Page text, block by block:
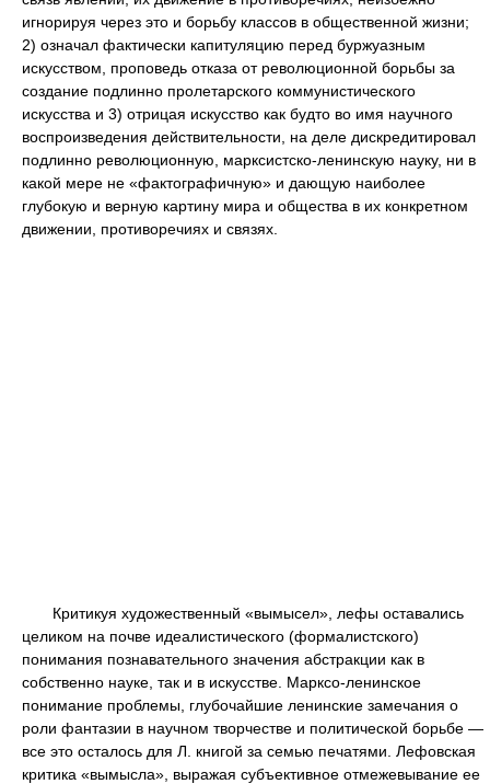
игнорируя через это и борьбу классов в общественной жизни;
2) означал фактически капитуляцию перед буржуазным
искусством, проповедь отказа от революционной борьбы за
создание подлинно пролетарского коммунистического
искусства и 3) отрицая искусство как будто во имя научного
воспроизведения действительности, на деле дискредитировал
подлинно революционную, марксистско-ленинскую науку, ни в
какой мере не «фактографичную» и дающую наиболее
глубокую и верную картину мира и общества в их конкретном
движении, противоречиях и связях.
Критикуя художественный «вымысел», лефы оставались
целиком на почве идеалистического (формалистского)
понимания познавательного значения абстракции как в
собственно науке, так и в искусстве. Марксо-ленинское
понимание проблемы, глубочайшие ленинские замечания о
роли фантазии в научном творчестве и политической борьбе —
все это осталось для Л. книгой за семью печатями. Лефовская
критика «вымысла», выражая субъективное отмежевывание ее